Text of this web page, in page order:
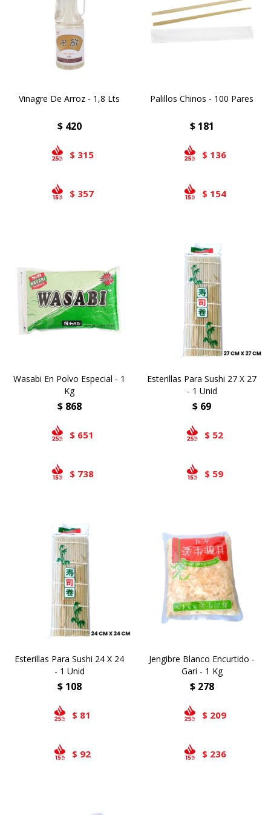
Vinagre De Arroz - 1,8 Lts
$ 420
$ 315
$ 357
Palillos Chinos - 100 Pares
$ 181
$ 136
$ 154
Wasabi En Polvo Especial - 1
Kg
$ 868
$ 651
$ 738
Esterillas Para Sushi 27 X 27
- 1 Unid
$ 69
$ 52
$ 59
Esterillas Para Sushi 24 X 24
- 1 Unid
$ 108
$ 81
$ 92
Jengibre Blanco Encurtido -
Gari - 1 Kg
$ 278
$ 209
$ 236